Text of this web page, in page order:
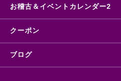
お稽古＆イベントカレンダー2
クーポン
ブログ